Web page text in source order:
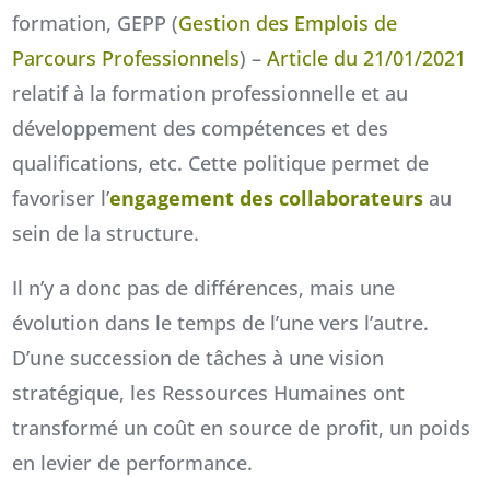
formation, GEPP (Gestion des Emplois de
Parcours Professionnels) –Article du 21/01/2021
relatif à la formation professionnelle et au
développement des compétences et des
qualifications, etc. Cette politique permet de
favoriser l’engagement des collaborateurs au
sein de la structure.
Il n’y a donc pas de différences, mais une
évolution dans le temps de l’une vers l’autre.
D’une succession de tâches à une vision
stratégique, les Ressources Humaines ont
transformé un coût en source de profit, un poids
en levier de performance.